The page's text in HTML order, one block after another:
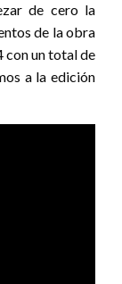
de cero la
de la obra
con un total de
a la edición